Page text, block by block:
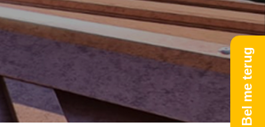
Bel me terug